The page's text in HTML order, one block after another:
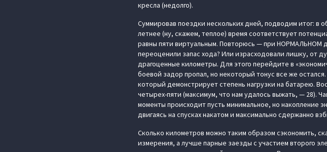
кресла (недолго).
Суммировав поездки нескольких дней, подводим итог: в
летнее (ну, скажем, теплое) время соответствует
равны пяти виртуальным. Повторюсь — при НОРМАЛЬНОМ
переоценили запас хода? Или израсходовали лишку, от
драгоценные километры. Для этого перейдите в
боевой задор пропал, но некоторый тонус все же
который демонстрирует степень нагрузки на батарею.
четырех-пяти (максимум, что нам удалось выжать, — 28).
моменты происходит пусть минимальное, но накопление
двигаясь на спусках накатом и максимально сдержанно
Сколько километров можно таким образом сэкономить,
измерения, а лучше парные заезды с участием второго